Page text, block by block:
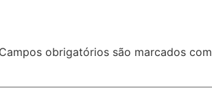
Campos obrigatórios são marcados com